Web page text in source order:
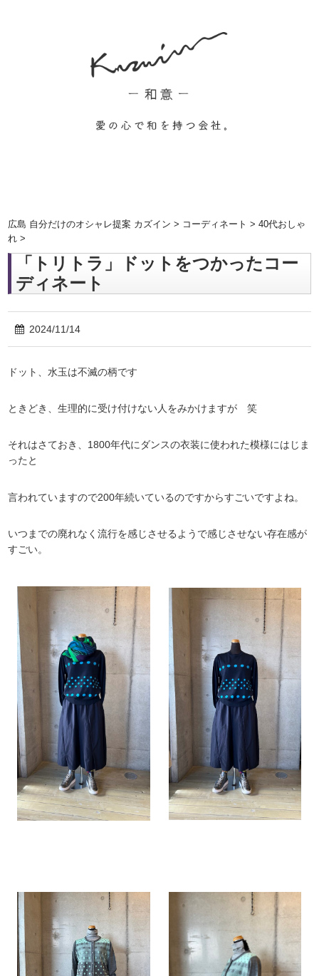
広島 自分だけのオシャレ提案 カズイン > コーディネート >40代おしゃ
れ >
「トリトラ」ドットをつかったコー
ディネート
2024/11/14
ドット、水玉は不滅の柄です
ときどき、生理的に受け付けない人をみかけますが 笑
それはさておき、1800年代にダンスの衣装に使われた模様にはじま
ったと
言われていますので200年続いているのですからすごいですよね。
いつまでの廃れなく流行を感じさせるようで感じさせない存在感が
すごい。